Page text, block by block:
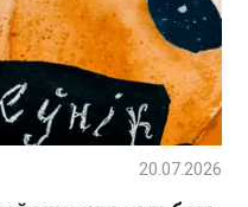
20.07.2026